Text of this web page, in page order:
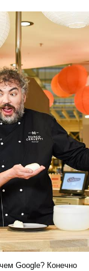
Google? Конечно